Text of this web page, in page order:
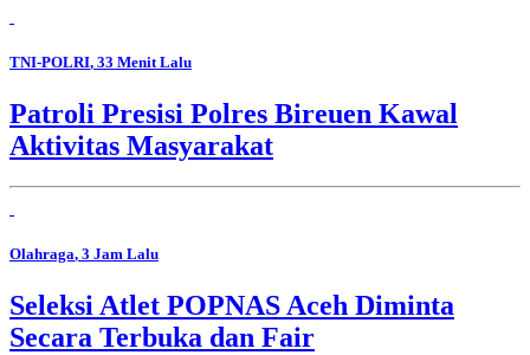
TNI-POLRI, 33 Menit Lalu
Patroli Presisi Polres Bireuen Kawal
Aktivitas Masyarakat
Olahraga, 3 Jam Lalu
Seleksi Atlet POPNAS Aceh Diminta
Secara Terbuka dan Fair